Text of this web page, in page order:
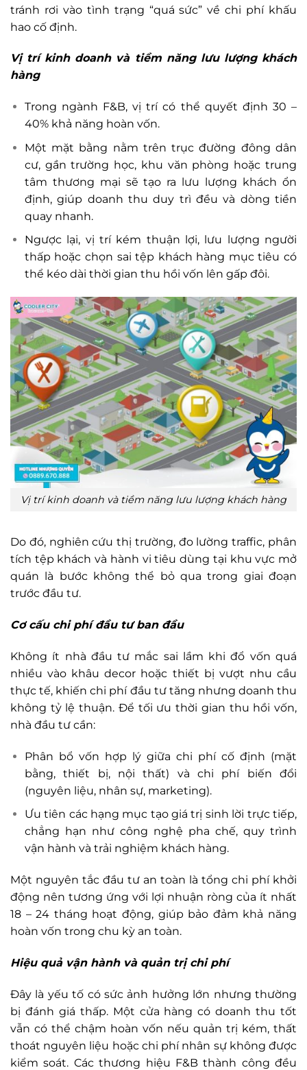
tránh rơi vào tình trạng “quá sức” về chi phí khấu
hao cố định.
Vị trí kinh doanh và tiềm năng lưu lượng khách
hàng
Trong ngành F&B, vị trí có thể quyết định 30 –
40% khả năng hoàn vốn.
Một mặt bằng nằm trên trục đường đông dân
cư, gần trường học, khu văn phòng hoặc trung
tâm thương mại sẽ tạo ra lưu lượng khách ổn
định, giúp doanh thu duy trì đều và dòng tiền
quay nhanh.
Ngược lại, vị trí kém thuận lợi, lưu lượng người
thấp hoặc chọn sai tệp khách hàng mục tiêu có
thể kéo dài thời gian thu hồi vốn lên gấp đôi.
Vị trí kinh doanh và tiềm năng lưu lượng khách hàng
Do đó, nghiên cứu thị trường, đo lường traffic, phân
tích tệp khách và hành vi tiêu dùng tại khu vực mở
quán là bước không thể bỏ qua trong giai đoạn
trước đầu tư.
Cơ cấu chi phí đầu tư ban đầu
Không ít nhà đầu tư mắc sai lầm khi đổ vốn quá
nhiều vào khâu decor hoặc thiết bị vượt nhu cầu
thực tế, khiến chi phí đầu tư tăng nhưng doanh thu
không tỷ lệ thuận. Để tối ưu thời gian thu hồi vốn,
nhà đầu tư cần:
Phân bổ vốn hợp lý giữa chi phí cố định (mặt
bằng, thiết bị, nội thất) và chi phí biến đổi
(nguyên liệu, nhân sự, marketing).
Ưu tiên các hạng mục tạo giá trị sinh lời trực tiếp,
chẳng hạn như công nghệ pha chế, quy trình
vận hành và trải nghiệm khách hàng.
Một nguyên tắc đầu tư an toàn là tổng chi phí khởi
động nên tương ứng với lợi nhuận ròng của ít nhất
18 – 24 tháng hoạt động, giúp bảo đảm khả năng
hoàn vốn trong chu kỳ an toàn.
Hiệu quả vận hành và quản trị chi phí
Đây là yếu tố có sức ảnh hưởng lớn nhưng thường
bị đánh giá thấp. Một cửa hàng có doanh thu tốt
vẫn có thể chậm hoàn vốn nếu quản trị kém, thất
thoát nguyên liệu hoặc chi phí nhân sự không được
kiểm soát. Các thương hiệu F&B thành công đều